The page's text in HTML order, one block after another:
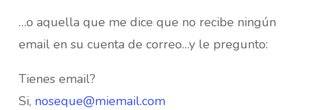
…o aquella que me dice que no recibe ningún
email en su cuenta de correo…y le pregunto:
Tienes email?
Si, noseque@miemail.com